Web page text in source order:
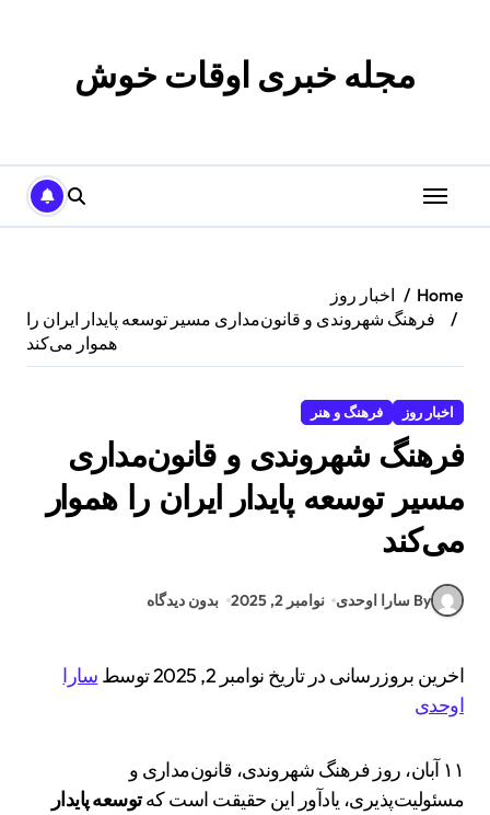
مجله خبری اوقات خوش
Home
اخبار روز
فرهنگ شهروندی و قانون‌مداری مسیر توسعه پایدار ایران را
هموار می‌کند
اخبار روز فرهنگ و هنر
فرهنگ شهروندی و قانون‌مداری
مسیر توسعه پایدار ایران را هموار
می‌کند
By سارا اوحدی نوامبر 2, 2025 بدون دیدگاه
اخرین بروزرسانی در تاریخ نوامبر 2, 2025 توسط
سارا
اوحدی
۱۱ آبان، روز فرهنگ شهروندی، قانون‌مداری و
مسئولیت‌پذیری، یادآور این حقیقت است کهتوسعه پایدار